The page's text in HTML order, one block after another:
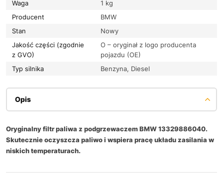
Waga
1 kg
Producent
BMW
Stan
Nowy
Jakość części (zgodnie
z GVO)
O – oryginał z logo producenta
pojazdu (OE)
Typ silnika
Benzyna, Diesel
Opis
Oryginalny filtr paliwa z podgrzewaczem BMW 13329886040.
Skutecznie oczyszcza paliwo i wspiera pracę układu zasilania w
niskich temperaturach.